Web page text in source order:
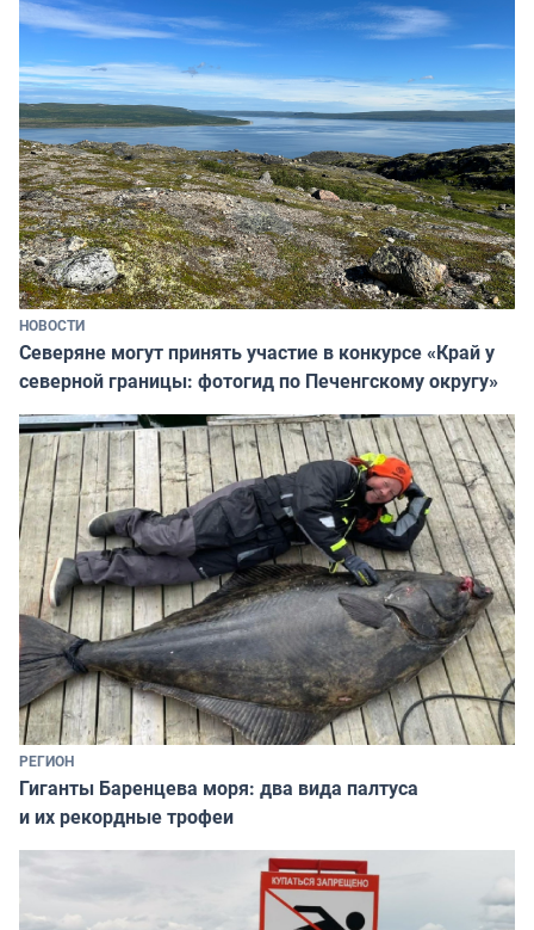
НОВОСТИ
Северяне могут принять участие в конкурсе «Край у
северной границы: фотогид по Печенгскому округу»
РЕГИОН
Гиганты Баренцева моря: два вида палтуса
и их рекордные трофеи